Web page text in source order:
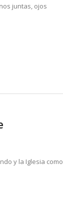
juntas, ojos
y la Iglesia como